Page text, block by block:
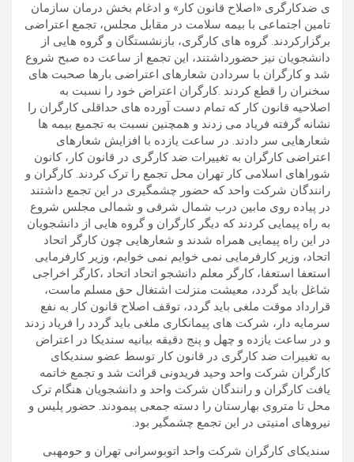
ی ضدکارگری «اصلاح قانون کار» و ادغام بخش درمان سازمان
تامین اجتماعی با بیمه سلامت در مقابل مجلس، تجمع اعتراضی
برگزارکردند. گروه های کارگری، بازنشستگان و گروه هایی از
دانشجویان نیز حضورداشتند، این تجمع از ساعت ده صبح شروع
شد و کارگران با سردادن شعارهای اعتراضی بارها صحبت های
سخنران را قطع کردند .کارگران اعتراض خود را نسبت به
اصلاحیه قانون کار که تمام دست آورده های حداقلی کارگران را
نشانه گرفته فریاد می زدند و همچنین نسبت به تجمیع بیمه ها
شعارهایی سر دادند. در ساعت یازده با افزایش شعارهای
اعتراضی کارگران به تغییرات ضد کارگری در قانون کار، کانون
شوراهای اسلامی کار تهران محل تجمع را ترک کردند. کارگران و
رانندگان شرکت واحد که حضور چشمگیری در این تجمع داشتند
در پیاده روی مابین درب شمال شرقی و شمالی مجلس شروع
به راه پیمایی کردند که دیگر کارگران و گروه هایی از دانشجویان
در این راه پیمایی همراه شدند و شعارهایی چون کارگر اتحاد
اتحاد، وزیر کارفرمایی نمی خوایم نمی خوایم، وزیر کارفرمایی
استعفا استعفا، کارگر معلم دانشجو اتحاد اتحاد ،کارگر اخراجی
شاغل باید گردد، معیشت منزلت اشتغال حق مسلم ماست،
قرارداد موقت ملغی باید گردد، توقف اصلاح قانون کار به نفع
سرمایه دار، شرکت های پیمانکاری ملغی باید گردد را فریاد زدند
و در ساعت یازده و چهل و پنج دقیقه بیانیه سندیکا در اعتراض
به تغییرات ضد کارگری در قانون کار توسط عضو سندیکای
کارگران شرکت واحد وحید فریدونی قرائت شد و تجمع خاتمه
یافت کارگران و رانندگان شرکت واحد و دانشجویان هنگام ترک
محل تا متروی بهارستان را دسته جمعی پیمودند. حضور پلیس و
نیروهای امنیتی در این تجمع چشمگیر بود.
سندیکای کارگران شرکت واحد اتوبوسرانی تهران و حومهبی